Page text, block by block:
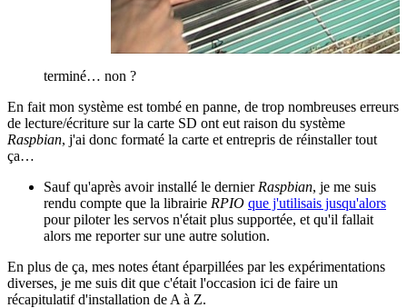
terminé… non ?
En fait mon système est tombé en panne, de trop nombreuses erreurs
de lecture/écriture sur la carte SD ont eut raison du système
Raspbian, j'ai donc formaté la carte et entrepris de réinstaller tout
ça…
Sauf qu'après avoir installé le dernier Raspbian, je me suis
rendu compte que la librairie RPIO que j'utilisais jusqu'alors
pour piloter les servos n'était plus supportée, et qu'il fallait
alors me reporter sur une autre solution.
En plus de ça, mes notes étant éparpillées par les expérimentations
diverses, je me suis dit que c'était l'occasion ici de faire un
récapitulatif d'installation de A à Z.